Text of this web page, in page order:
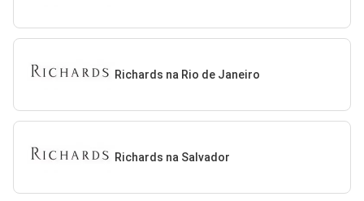
Richards na Rio de Janeiro
Richards na Salvador